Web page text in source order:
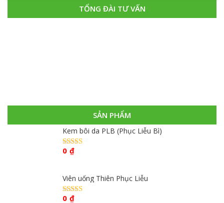
TỔNG ĐÀI TƯ VẤN
SẢN PHẨM
Kem bôi da PLB (Phục Liễu Bì)
Được xếp
0 ₫
Viên uống Thiên Phục Liễu
Được xếp
0 ₫